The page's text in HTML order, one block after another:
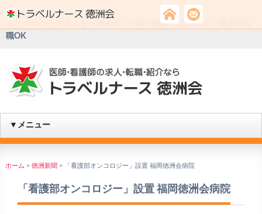
トラベルナース求人なら徳洲会！沖縄や離島、北海道まで看護師転
職OK
▼メニュー
ホーム > 徳洲新聞 > 「看護部オンコロジー」設置 福岡徳洲会病院
「看護部オンコロジー」設置 福岡徳洲会病院